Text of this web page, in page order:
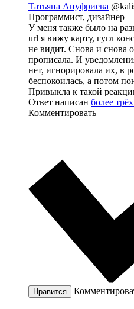
Татьяна Ануфриева
Программист, дизайнер
У меня также было на
url я вижу карту, гугл
не видит. Снова и снова
прописала. И
нет, игнорировала их, в
беспокоилась, а потом
Привыкла к такой
Ответ написан более
Комментировать
Нравится